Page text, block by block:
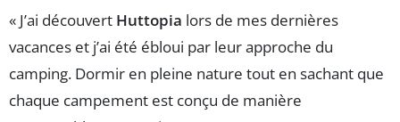
« J’ai découvert Huttopia lors de mes dernières
vacances et j’ai été ébloui par leur approche du
camping. Dormir en pleine nature tout en sachant que
chaque campement est conçu de manière